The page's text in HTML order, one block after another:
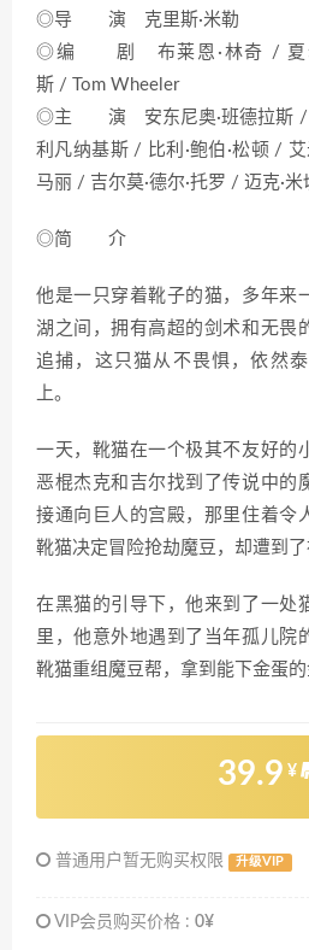
◎导 演 克里斯·米勒
◎编 剧 布莱恩·林奇 / 夏尔
斯 / Tom Wheeler
◎主 演 安东尼奥·班德拉斯 / 萨
利凡纳基斯 / 比利·鲍伯·松顿 /
马丽 / 吉尔莫·德尔·托罗 / 迈克·米
◎简 介
他是一只穿着靴子的猫，多年来
湖之间，拥有高超的剑术和无畏
追捕，这只猫从不畏惧，依然
上。
一天，靴猫在一个极其不友好的
恶棍杰克和吉尔找到了传说中的
接通向巨人的宫殿，那里住着令
靴猫决定冒险抢劫魔豆，却遭到了
在黑猫的引导下，他来到了一处
里，他意外地遇到了当年孤儿院
靴猫重组魔豆帮，拿到能下金蛋
39.9 ¥
普通用户暂无购买权限 升级VIP
VIP会员购买价格 : 0¥